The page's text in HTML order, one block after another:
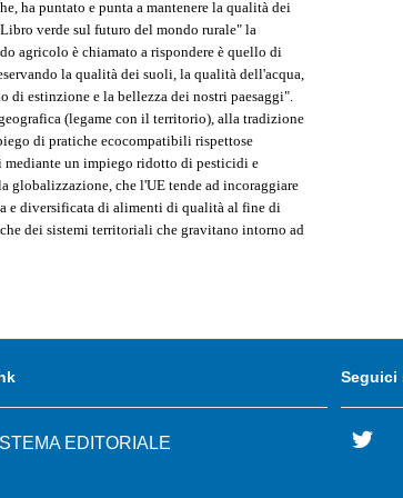
ha puntato e punta a mantenere la qualità dei
verde sul futuro del mondo rurale" la
agricolo è chiamato a rispondere è quello di
la qualità dei suoli, la qualità dell'acqua,
di estinzione e la bellezza dei nostri paesaggi".
(legame con il territorio), alla tradizione
di pratiche ecocompatibili rispettose
un impiego ridotto di pesticidi e
globalizzazione, che l'UE tende ad incoraggiare
e diversificata di alimenti di qualità al fine di
dei sistemi territoriali che gravitano intorno ad
EDITORIALE
Seguici